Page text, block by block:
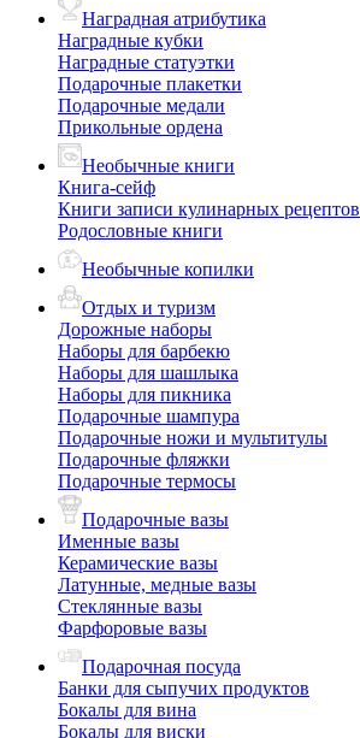
Наградная атрибутика
Наградные кубки
Наградные статуэтки
Подарочные плакетки
Подарочные медали
Прикольные ордена
Необычные книги
Книга-сейф
Книги записи кулинарных рецептов
Родословные книги
Необычные копилки
Отдых и туризм
Дорожные наборы
Наборы для барбекю
Наборы для шашлыка
Наборы для пикника
Подарочные шампура
Подарочные ножи и мультитулы
Подарочные фляжки
Подарочные термосы
Подарочные вазы
Именные вазы
Керамические вазы
Латунные, медные вазы
Стеклянные вазы
Фарфоровые вазы
Подарочная посуда
Банки для сыпучих продуктов
Бокалы для вина
Бокалы для виски